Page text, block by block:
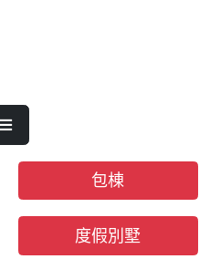
包棟
度假別墅